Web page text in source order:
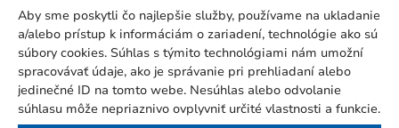
Aby sme poskytli čo najlepšie služby, používame na ukladanie
a/alebo prístup k informáciám o zariadení, technológie ako sú
súbory cookies. Súhlas s týmito technológiami nám umožní
spracovávať údaje, ako je správanie pri prehliadaní alebo
jedinečné ID na tomto webe. Nesúhlas alebo odvolanie
súhlasu môže nepriaznivo ovplyvniť určité vlastnosti a funkcie.